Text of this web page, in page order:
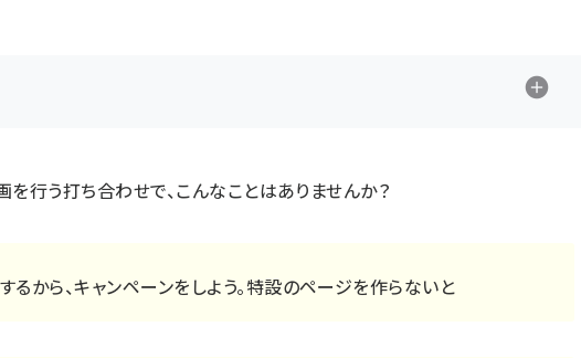
を行う打ち合わせで、こんなことはありませんか？
るから、キャンペーンをしよう。特設のページを作らないと